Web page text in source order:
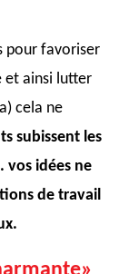
pour favoriser
et ainsi lutter
cela ne
subissent les
vos idées ne
de travail